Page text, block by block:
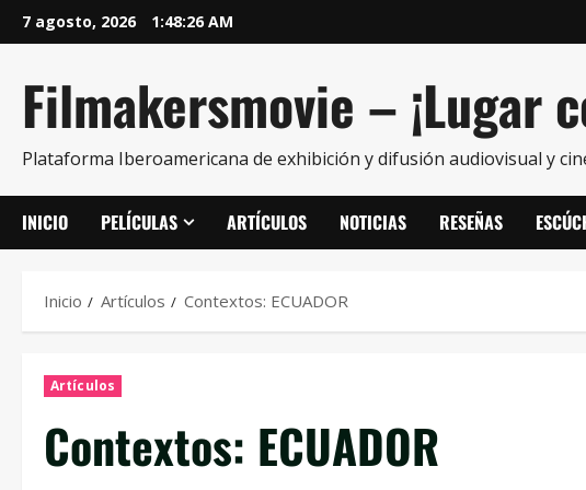
7 agosto, 2026 1:48:27 AM
Filmakersmovie – ¡Lugar
Plataforma Iberoamericana de exhibición y difusión audiovisual y
INICIO PELÍCULAS ARTÍCULOS NOTICIAS RESEÑAS
Inicio Artículos Contextos: ECUADOR
Artículos
Contextos: ECUADOR